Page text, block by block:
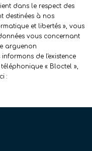
dans le respect des
destinées à nos
et libertés », vous
vous concernant
arguenon
de l'existence
« Bloctel »,
: